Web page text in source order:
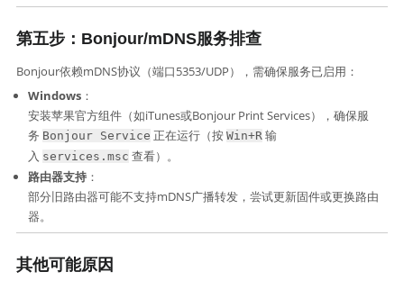
第五步：Bonjour/mDNS服务排查
Bonjour依赖mDNS协议（端口5353/UDP），需确保服务已启用：
Windows：
安装苹果官方组件（如iTunes或Bonjour Print Services），确保服
务 Bonjour Service 正在运行（按 Win+R输
入 services.msc 查看）。
路由器支持：
部分旧路由器可能不支持mDNS广播转发，尝试更新固件或更换路由
器。
其他可能原因